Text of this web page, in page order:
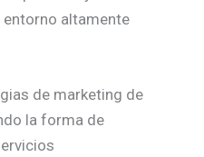
entorno altamente
de marketing de
la forma de